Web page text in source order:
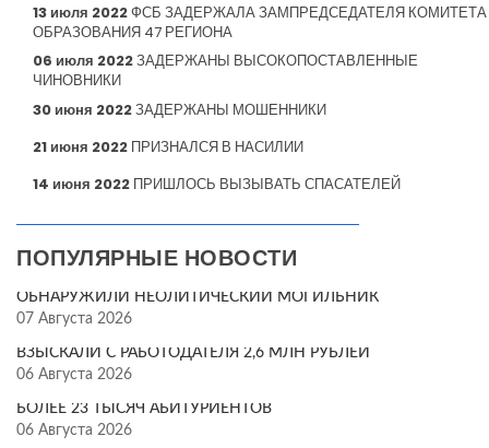
13 июля 2022ФСБ ЗАДЕРЖАЛА ЗАМПРЕДСЕДАТЕЛЯ КОМИТЕТА
ОБРАЗОВАНИЯ 47 РЕГИОНА
06 июля 2022ЗАДЕРЖАНЫ ВЫСОКОПОСТАВЛЕННЫЕ
ЧИНОВНИКИ
30 июня 2022ЗАДЕРЖАНЫ МОШЕННИКИ
21 июня 2022 ПРИЗНАЛСЯ В НАСИЛИИ
14 июня 2022 ПРИШЛОСЬ ВЫЗЫВАТЬ СПАСАТЕЛЕЙ
ПОПУЛЯРНЫЕ НОВОСТИ
ОБНАРУЖИЛИ НЕОЛИТИЧЕСКИЙ МОГИЛЬНИК
07 Августа 2026
ВЗЫСКАЛИ С РАБОТОДАТЕЛЯ 2,6 МЛН РУБЛЕЙ
06 Августа 2026
БОЛЕЕ 23 ТЫСЯЧ АБИТУРИЕНТОВ
06 Августа 2026